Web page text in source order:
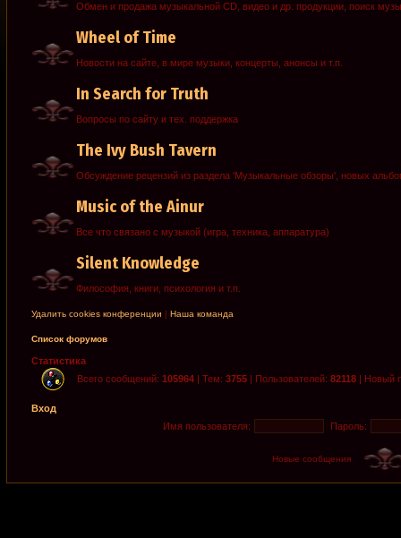
Обмен и продажа музыкальной CD, видео и др. продукции, поиск
Wheel of Time
Новости на сайте, в мире музыки, концерты, анонсы и т.п.
In Search for Truth
Вопросы по сайту и тех. поддержка
The Ivy Bush Tavern
Обсуждение рецензий из раздела 'Музыкальные обзоры', новых
Music of the Ainur
Все что связано с музыкой (игра, техника, аппаратура)
Silent Knowledge
Философия, книги, психология и т.п.
Удалить cookies конференции | Наша команда
Список форумов
Статистика
Всего сообщений: 105964 | Тем: 3755 | Пользователей: 82118 | Новый
Вход
Имя пользователя:
Пароль:
Новые сообщения